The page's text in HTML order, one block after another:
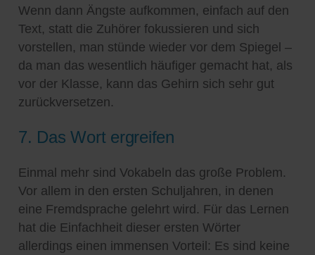
Wenn dann Ängste aufkommen, einfach auf den
Text, statt die Zuhörer fokussieren und sich
vorstellen, man stünde wieder vor dem Spiegel –
da man das wesentlich häufiger gemacht hat, als
vor der Klasse, kann das Gehirn sich sehr gut
zurückversetzen.
7. Das Wort ergreifen
Einmal mehr sind Vokabeln das große Problem.
Vor allem in den ersten Schuljahren, in denen
eine Fremdsprache gelehrt wird. Für das Lernen
hat die Einfachheit dieser ersten Wörter
allerdings einen immensen Vorteil: Es sind keine